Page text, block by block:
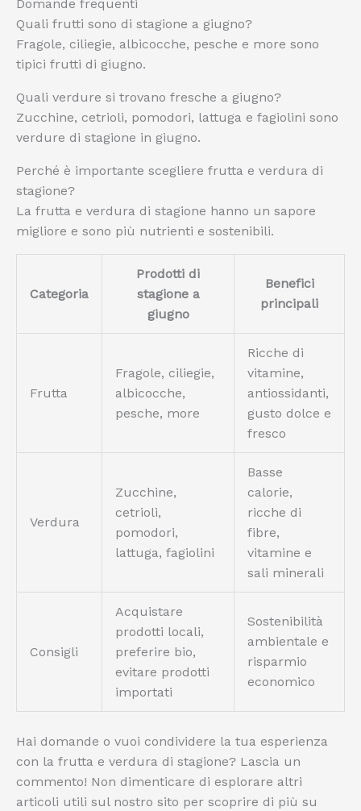
Domande frequenti
Quali frutti sono di stagione a giugno?
Fragole, ciliegie, albicocche, pesche e more sono
tipici frutti di giugno.
Quali verdure si trovano fresche a giugno?
Zucchine, cetrioli, pomodori, lattuga e fagiolini sono
verdure di stagione in giugno.
Perché è importante scegliere frutta e verdura di
stagione?
La frutta e verdura di stagione hanno un sapore
migliore e sono più nutrienti e sostenibili.
Categoria
Prodotti di
stagione a
giugno
Benefici
principali
Frutta
Fragole, ciliegie,
albicocche,
pesche, more
Ricche di
vitamine,
antiossidanti,
gusto dolce e
fresco
Verdura
Zucchine,
cetrioli,
pomodori,
lattuga, fagiolini
Basse
calorie,
ricche di
fibre,
vitamine e
sali minerali
Consigli
Acquistare
prodotti locali,
preferire bio,
evitare prodotti
importati
Sostenibilità
ambientale e
risparmio
economico
Hai domande o vuoi condividere la tua esperienza
con la frutta e verdura di stagione? Lascia un
commento! Non dimenticare di esplorare altri
articoli utili sul nostro sito per scoprire di più su